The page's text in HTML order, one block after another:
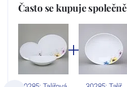
Často se kupuje společně